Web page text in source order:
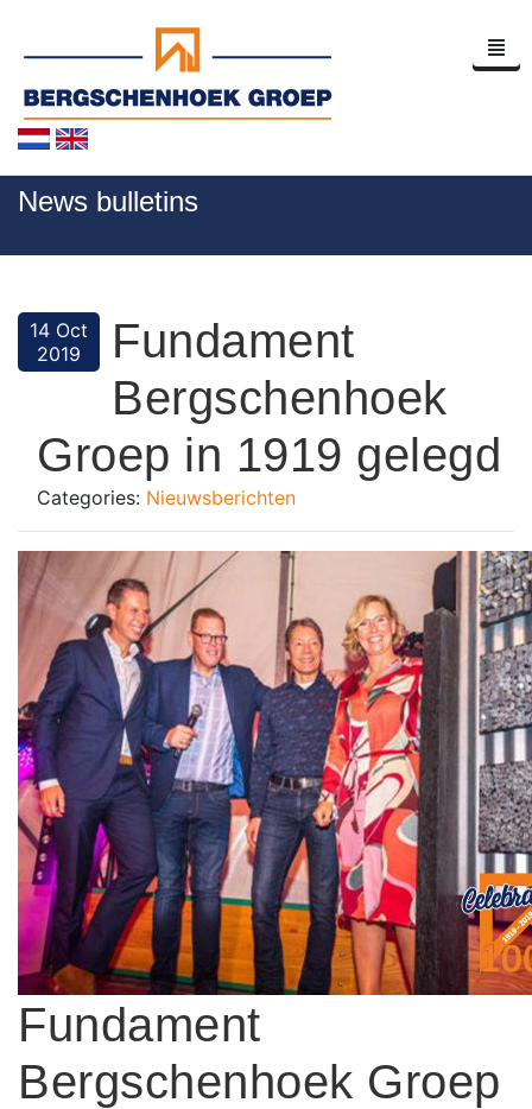
News bulletins
14 Oct
2019
Fundament
Bergschenhoek
Groep in 1919 gelegd
Categories: Nieuwsberichten
Fundament
Bergschenhoek Groep
Homepage
Company Profile
Contact